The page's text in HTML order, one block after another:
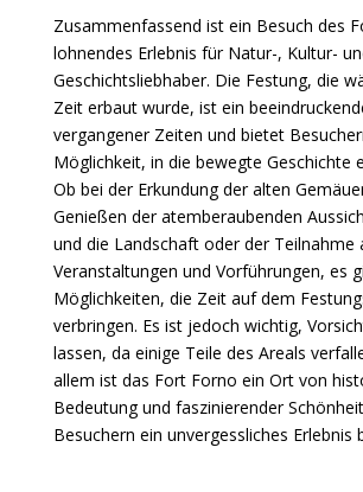
Zusammenfassend ist ein Besuch des
lohnendes Erlebnis für Natur-, Kultur-
Geschichtsliebhaber. Die Festung, die
Zeit erbaut wurde, ist ein
vergangener Zeiten und bietet
Möglichkeit, in die bewegte Geschichte
Ob bei der Erkundung der alten
Genießen der atemberaubenden
und die Landschaft oder der Teilnahme
Veranstaltungen und Vorführungen, es
Möglichkeiten, die Zeit auf dem
verbringen. Es ist jedoch wichtig,
lassen, da einige Teile des Areals
allem ist das Fort Forno ein Ort von
Bedeutung und faszinierender
Besuchern ein unvergessliches Erlebnis